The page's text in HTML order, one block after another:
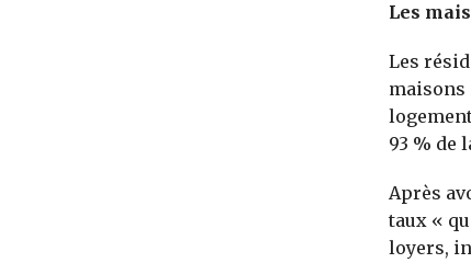
Les
Les
maisons
93 % de
Après
taux «
loyers,